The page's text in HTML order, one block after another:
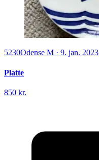
5230Odense M · 9. jan. 2023
Platte
850 kr.